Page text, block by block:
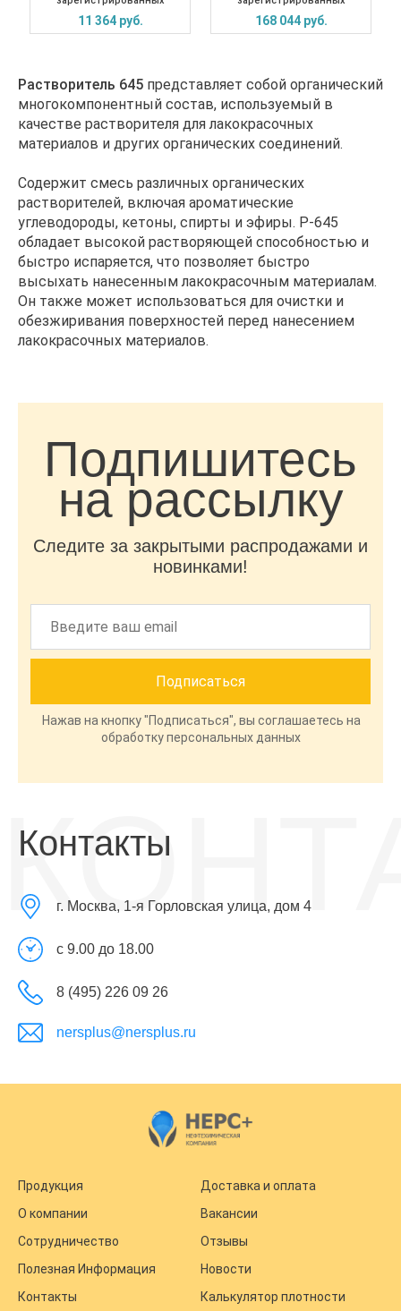
11 364 руб. 168 044 руб.
Растворитель 645 представляет собой органический
многокомпонентный состав, используемый в
качестве растворителя для лакокрасочных
материалов и других органических соединений.
Содержит смесь различных органических
растворителей, включая ароматические
углеводороды, кетоны, спирты и эфиры. Р-645
обладает высокой растворяющей способностью и
быстро испаряется, что позволяет быстро
высыхать нанесенным лакокрасочным материалам.
Он также может использоваться для очистки и
обезжиривания поверхностей перед нанесением
лакокрасочных материалов.
Подпишитесь
на рассылку
Следите за закрытыми распродажами и
новинками!
Нажав на кнопку "Подписаться", вы соглашаетесь на
обработку персональных данных
Контакты
г. Москва, 1-я Горловская улица, дом 4
с 9.00 до 18.00
8 (495) 226 09 26
nersplus@nersplus.ru
Продукция
Доставка и оплата
О компании
Вакансии
Сотрудничество
Отзывы
Полезная Информация
Новости
Контакты
Калькулятор плотности